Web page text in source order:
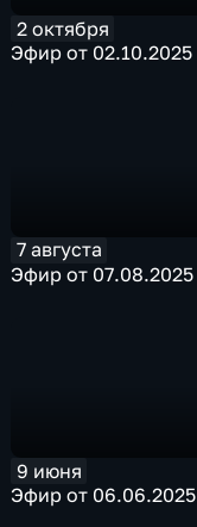
2 октября
Эфир от 02.10.2025
7 августа
Эфир от 07.08.2025
9 июня
Эфир от 06.06.2025